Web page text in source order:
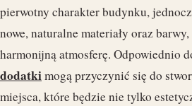
pierwotny charakter budynku,
nowe, naturalne materiały oraz
harmonijną atmosferę. Odpowiednio
dodatkimogą przyczynić się do
miejsca, które będzie nie tylko